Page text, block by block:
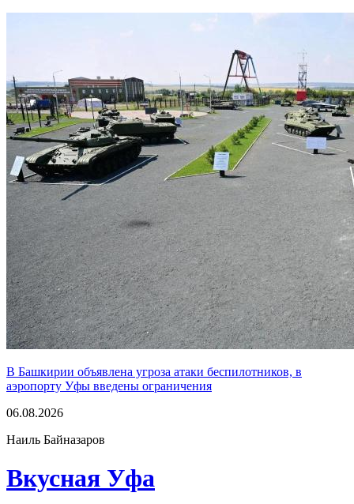
В Башкирии объявлена угроза атаки беспилотников, в
аэропорту Уфы введены ограничения
06.08.2026
Наиль Байназаров
Вкусная Уфа